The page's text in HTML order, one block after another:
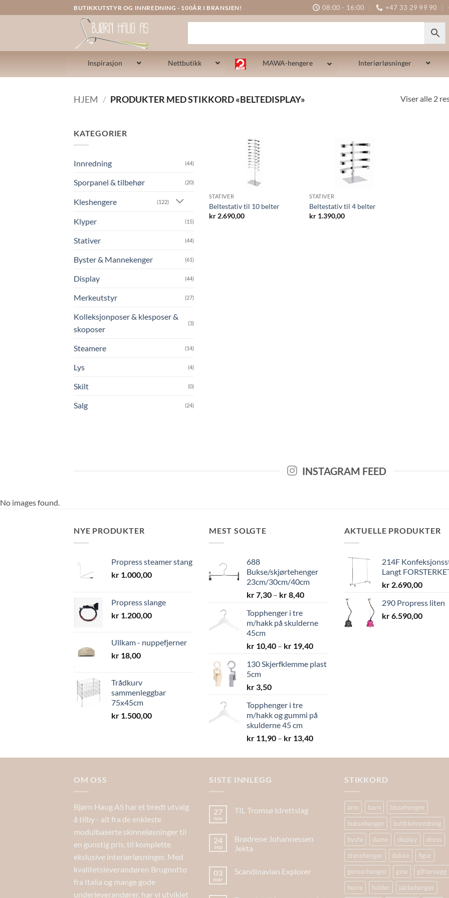
to
BUTIKKUTSTYR OG INNREDNING - 100ÅR I BRANSJEN! 08:00 - 16:00 +47 33 29 99 90
Inspirasjon Nettbutikk MAWA-hengere Interiørløsninger
HJEM / PRODUKTER MED STIKKORD «BELTEDISPLAY» Viser alle 2
KATEGORIER
Innredning (44)
Sporpanel & tilbehør (20)
Kleshengere (122)
Klyper (15)
Stativer (44)
Byster & Mannekenger (61)
Display (44)
Merkeutstyr (27)
Kolleksjonposer & klesposer &
skoposer
(3)
Steamere (14)
Lys (4)
Skilt (0)
Salg (24)
STATIVER
Beltestativ til 10 belter
kr2.690,00
STATIVER
Beltestativ til 4 belter
kr1.390,00
INSTAGRAM FEED
No images found.
NYE PRODUKTER
Propress steamer stang
kr 1.000,00
Propress slange
kr 1.200,00
Ullkam - nuppefjerner
kr 18,00
Trådkurv
sammenleggbar
75x45cm
kr 1.500,00
MEST SOLGTE
688
Bukse/skjørtehenger
23cm/30cm/40cm
kr7,30 – kr8,40Prisområde:
kr 8,40
Topphenger i tre
m/hakk på skulderne
45cm
kr 10,40 – kr 19,40Prisområde:
til
130 Skjerfklemme plast
5cm
kr 3,50
Topphenger i tre
m/hakk og gummi på
skulderne 45 cm
kr 11,90 – kr 13,40Prisområde:
til
AKTUELLE PRODUKTER
214F
Langt
kr 2.690,00
290 Propress liten
kr6.590,00
OM OSS
Bjørn Haug AS har et bredt utvalg
å tilby - alt fra de enkleste
modulbaserte skinneløsninger til
en gunstig pris, til komplette
ekslusive interiørløsninger. Med
kvalitetsleverandøren Brugnotto
fra Italia og mange gode
underleverandører, har vi utviklet
SISTE INNLEGG
27
nov
TIL Tromsø Idrettslag
24
sep
Brødrene Johannessen
Jekta
03
mar
Scandinavian Explorer
STIKKORD
arm barn
blusehenger
buksehenger
butikkinnredning
byste
dame display
dress
dresshenger
dukke
figur
genserhenger
gine
gittervegg
herre
holder jakkehenger